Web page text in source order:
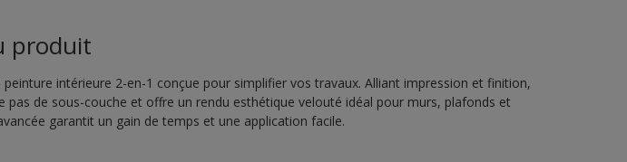
produit
peinture intérieure 2-en-1 conçue pour simplifier vos travaux. Alliant impression et finition,
pas de sous-couche et offre un rendu esthétique velouté idéal pour murs, plafonds et
garantit un gain de temps et une application facile.